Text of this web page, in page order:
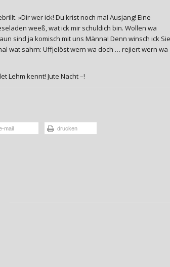
»Dir wer ick! Du krist noch mal Ausjang! Eine
weeß, wat ick mir schuldich bin. Wollen wa
sind ja komisch mit uns Männa! Denn winsch ick Sie
wat sahrn: Uffjelöst wern wa doch … rejiert wern wa
Lehm kennt! Jute Nacht –!
mail drucken